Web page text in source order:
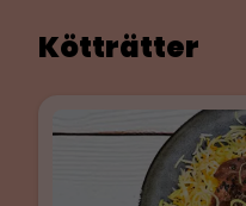
Kötträtter